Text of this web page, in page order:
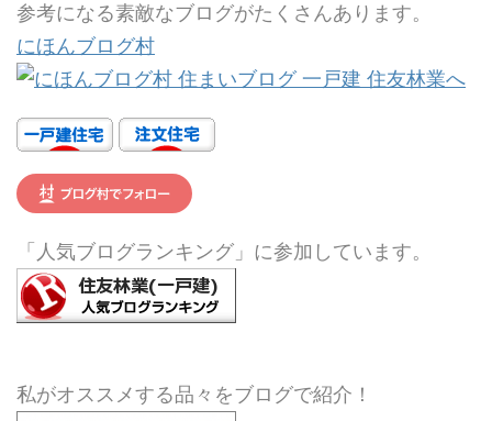
参考になる素敵なブログがたくさんあります。
にほんブログ村
「人気ブログランキング」に参加しています。
私がオススメする品々をブログで紹介！